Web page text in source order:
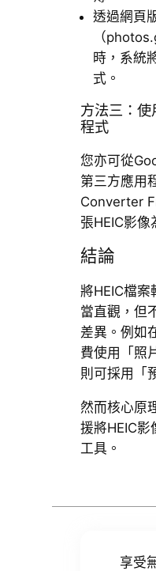
透過網頁
（
時，系統
式。
方法三：使
程式
您亦可從
第三方應用
Converter
張HEIC影像
結論
將HEIC檔案
當直觀，但
差異。例如
費使用「照
則可採用「
然而核心原
援將HEIC影
工具。
享受